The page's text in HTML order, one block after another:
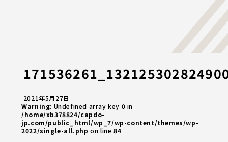
2021年5月27日
Warning: Undefined array key 0 in
/home/xb378824/capdo-
jp.com/public_html/wp_7/wp-content/themes/wp-
2022/single-all.php on line84